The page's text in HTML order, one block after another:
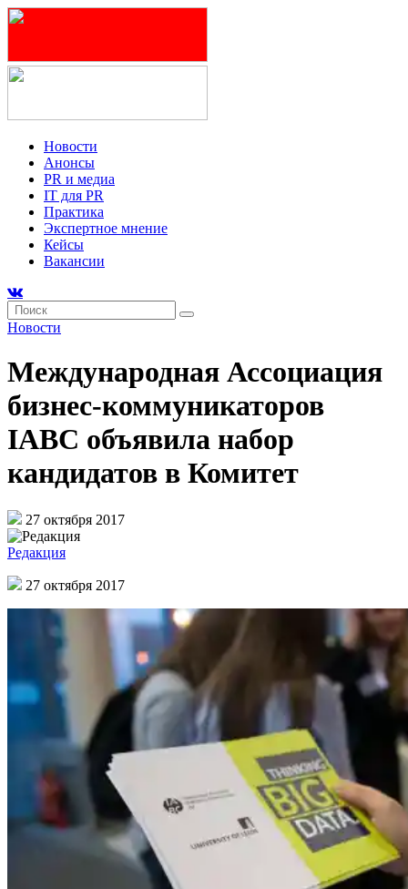
Новости
Анонсы
PR и медиа
IT для PR
Практика
Экспертное мнение
Кейсы
Вакансии
Новости
Международная Ассоциация
бизнес-коммуникаторов
IABC объявила набор
кандидатов в Комитет
27 октября 2017
Редакция
27 октября 2017